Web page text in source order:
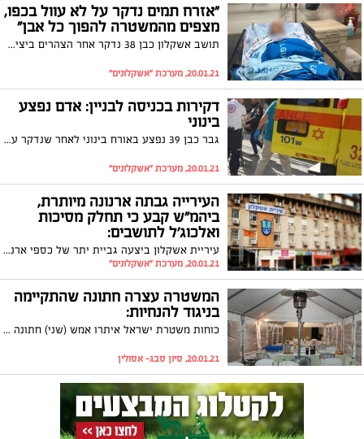
"אזרח תמים נדקר על לא עוול בכפו,
מצפים מהמשטרה להפוך כל אבן"
תושב אשקלון כבן 38 נדקר אחר הצהרים ביציאה מביתו. קרוב משפחתו סיפר ל"אשקלונים" כי מדובר באדם נורמטיבי לחלוטין וזאת טעות בזיהוי. "זה מקרה חמור של דקירת אזרח בפתח ביתו. רק אחרי שהוא צעק להם 'זה לא אני', הם נבהלו ועזבו את המקום. אנחנו דורשים שהמשטרה תהפוך כל אבן כדי למצוא את הדוקרים"
20.01.21, מערכת "אשקלונים"
דקירות בכניסה לבניין: אדם נפצע
בינוני
גבר כבן 39 נפצע באורח בינוני לאחר שנדקר על ידי אלמוני בכניסה לבניין באשקלון. הוא פונה מהמקום על ידי מד"א והובהל לבית החולים ברזילי
20.01.21, מערכת "אשקלונים"
העירייה גבתה ארנונה מיותרת,
ביהמ"ש קבע כי תחלק מסיכות
ואלכוג'ל לתושבים:
עיריית אשקלון ביצעה גביית יתר של כספי ארנונה ותחלק לתושבים ערכות של מסיכות ואלכוג'ל כהגנה מנגיף הקורונה: במסגרת ההסדר יוצא הדופן תשלם העירייה גם עשרות אלפי שקלים הוצאות משפט
20.01.21, מערכת "אשקלונים"
המשטרה עצרה חתונה שהתקיימה
בניגוד להנחיות:
כוחות משטרת ישראל איתרו אמש (שני) חתונה שהתקיימה באשקלון בהשתתפות עשרות אורחים, שחלקם הסתתרו מהשוטרים. אם לא די בהפרה הבוטה, במקום אותרה אישה המופיעה כחולה מאומתת בנגיף הקורונה. המשטרה פתחה בחקירה
20.01.21, סיון סבג- אסולין